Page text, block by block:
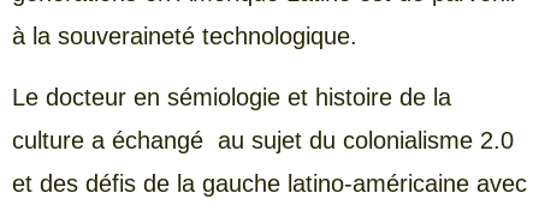
à la souveraineté technologique.
Le docteur en sémiologie et histoire de la
culture a échangé au sujet du colonialisme 2.0
et des défis de la gauche latino-américaine avec